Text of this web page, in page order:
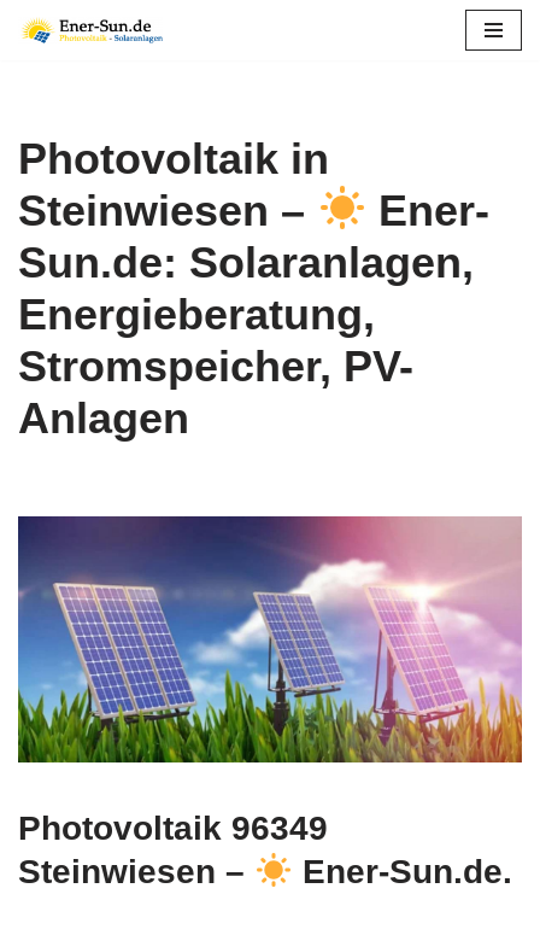
Photovoltaik in
Steinwiesen –
Ener-
Sun.de: Solaranlagen,
Energieberatung,
Stromspeicher, PV-
Anlagen
Photovoltaik 96349
Steinwiesen –
Ener-Sun.de.